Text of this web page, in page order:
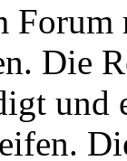
Die
und